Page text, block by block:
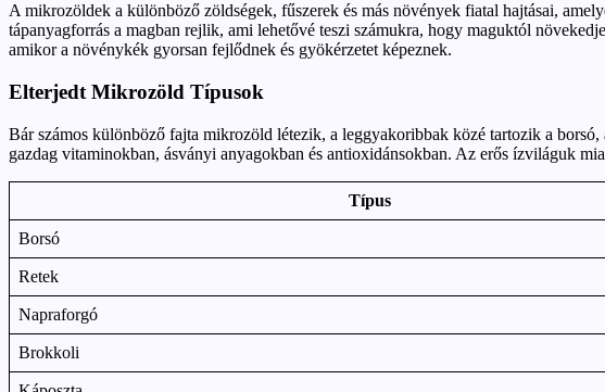
A mikrozöldek a különböző zöldségek, fűszerek és más növények fiatal hajtásai,
tápanyagforrás a magban rejlik, ami lehetővé teszi számukra, hogy maguktól
amikor a növénykék gyorsan fejlődnek és gyökérzetet képeznek.
Elterjedt Mikrozöld Típusok
Bár számos különböző fajta mikrozöld létezik, a leggyakoribbak közé tartozik a
gazdag vitaminokban, ásványi anyagokban és antioxidánsokban. Az erős ízviláguk
Típus
Borsó
Retek
Napraforgó
Brokkoli